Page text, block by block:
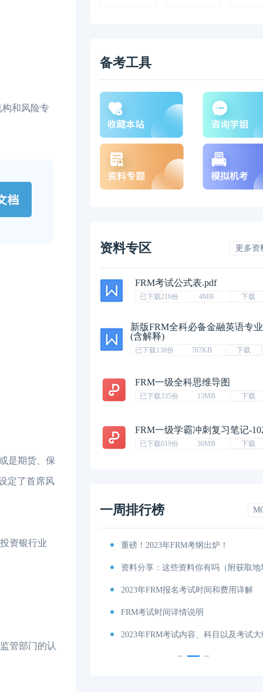
和风险专
是期货、保
定了首席风
资银行业
管部门的认
备考工具
资料专区 更多资
FRM考试公式表.pdf
已下载216份 4MB 下载
新版FRM全科必备金融英语专
(含解释)
已下载138份 767KB 下载
FRM一级全科思维导图
已下载335份 13MB 下载
FRM一级学霸冲刺复习笔记-
已下载619份 36MB 下载
一周排行榜
总篇 重磅！2023年FRM考纲出炉！
资料分享：这些资料你有吗（附获取地址
2023年FRM报名考试时间和费用详解
FRM考试时间详情说明
2023年FRM考试内容、科目以及考试大纲